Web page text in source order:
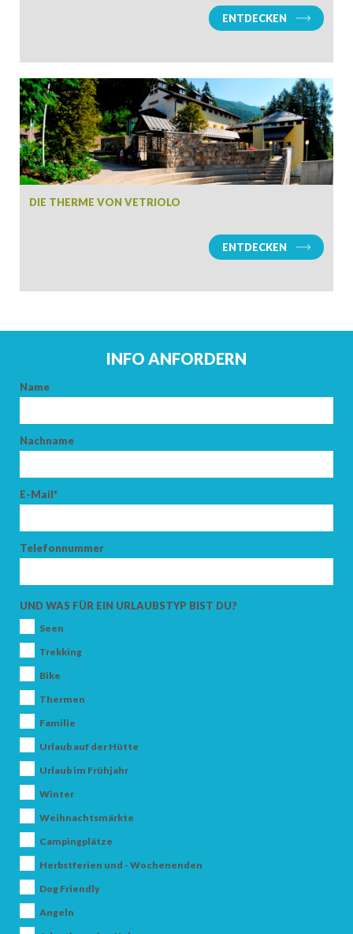
ABFAHRT
ERWACHSENE
ENTDECKEN
DIE THERME VON VETRIOLO
ENTDECKEN
INFO ANFORDERN
Name
Nachname
E-Mail*
Telefonnummer
UND WAS FÜR EIN URLAUBSTYP BIST DU?
Seen
Trekking
Bike
Thermen
Familie
Urlaub auf der Hütte
Urlaub im Frühjahr
Winter
Weihnachtsmärkte
Campingplätze
Herbstferien und - Wochenenden
Dog Friendly
Angeln